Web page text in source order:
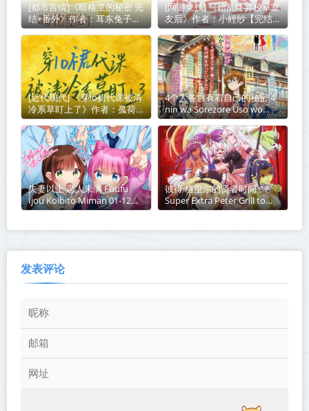
[都市言情]《暗格里的秘密 完
结+番外》作者：耳东兔子
【完结】丨小说资源百度网盘
免费txt下载
[网游竞技] 《始乱终弃校草室
友后》作者：小鲤纱【完结】
丨百度网盘免费txt下载
[近代现代] 《穿lo裙代课被清
冷系草盯上了》作者：孤荷
【完结】丨百度网盘免费txt
下载
4个人各自有着自己的秘密 4
nin wa Sorezore Uso wo
Tsuku 01-11 1080P MP4 简中
2022年十月新番
夫妻以上 恋人未满 Fuufu
Ijou Koibito Miman 01-12
1080p 简体 mp4 2022年十月
彼得·格里尔的贤者时间
Super Extra Peter Grill to
Kenja no Jikan: Super Extra
发表评论